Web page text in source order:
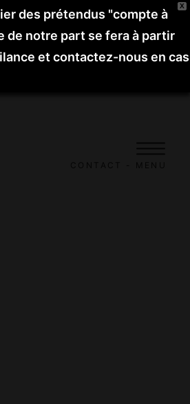
X
des prétendus "compte à
de notre part se fera à partir
et contactez-nous en cas